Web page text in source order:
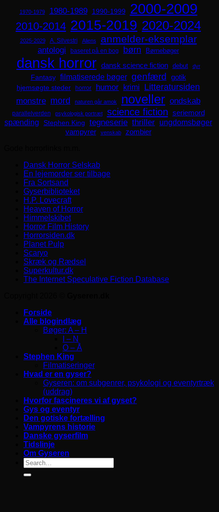
1970-1979 1980-1989 1990-1999 2000-2009
2010-2014 2015-2019 2020-2024
2025-2029 A. Silvestri Aliens anmelder-eksemplar
antologi baseret på en bog børn Børnebøger
dansk horror dansk science fiction debut dyr
Fantasy filmatiserede bøger genfærd
gotik
hjemsøgte steder
horror humor krimi Litteratursiden
monstre mord naturen går amok noveller ondskab
parallelverden psykologisk portræt science fiction seriemord
spænding Stephen King tegneserie thriller ungdomsbøger
vampyrer venskab
zombier
Dansk Horror Selskab
En lejemorder ser tilbage
Fra Sortsand
Gyserbiblioteket
H.P. Lovecraft
Heaven of Horror
Himmelskibet
Horror Film History
Horrorsiden.dk
Planet Pulp
Scaryo
Skræk og Rædsel
Superkultur.dk
The Internet Speculative Fiction Database
Forside
Alle blogindlæg
Bøger: A – H
I – N
O – Å
Stephen King
Filmatiseringer
Hvad er en gyser?
Gyseren: om subgenrer, psykologi og eventyrtræk
(uddrag)
Hvorfor fascineres vi af gyset?
Gys og eventyr
Den gotiske fortælling
Vampyrens historie
Danske gyserfilm
Tidslinje
Om Gyseren